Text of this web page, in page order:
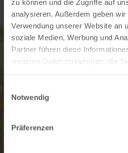
zu können und die Zugriffe auf
analysieren. Außerdem geben
Verwendung unserer Website an
soziale Medien, Werbung und
Partner führen diese
weiteren Daten zusammen, die
Notwendig
Präferenzen